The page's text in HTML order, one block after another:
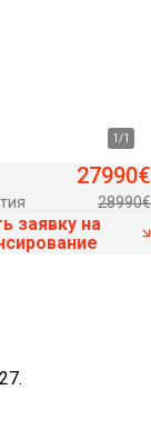
1 /1
27990€
28990€
заявку на